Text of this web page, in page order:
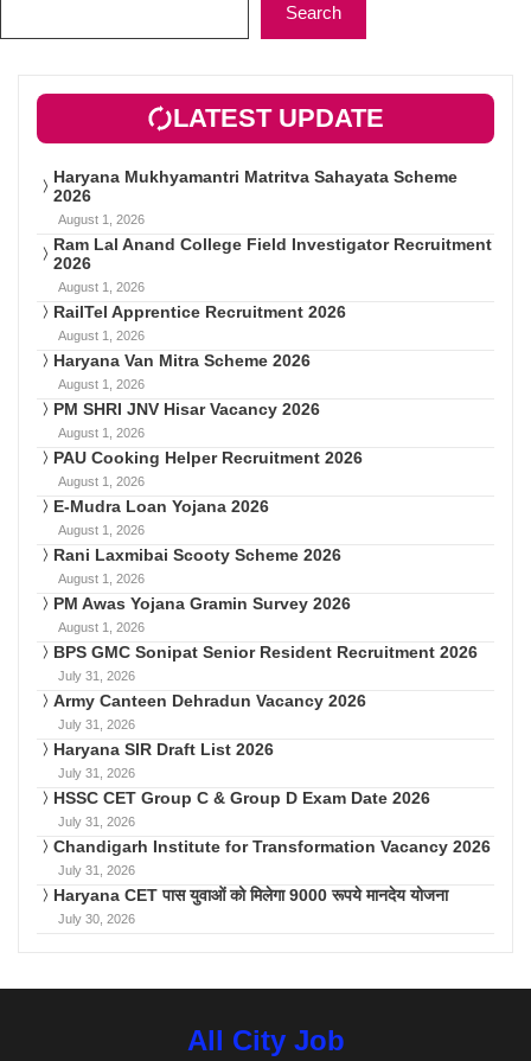
Search
LATEST UPDATE
Haryana Mukhyamantri Matritva Sahayata Scheme
2026
August 1, 2026
Ram Lal Anand College Field Investigator Recruitment
2026
August 1, 2026
RailTel Apprentice Recruitment 2026
August 1, 2026
Haryana Van Mitra Scheme 2026
August 1, 2026
PM SHRI JNV Hisar Vacancy 2026
August 1, 2026
PAU Cooking Helper Recruitment 2026
August 1, 2026
E-Mudra Loan Yojana 2026
August 1, 2026
Rani Laxmibai Scooty Scheme 2026
August 1, 2026
PM Awas Yojana Gramin Survey 2026
August 1, 2026
BPS GMC Sonipat Senior Resident Recruitment 2026
July 31, 2026
Army Canteen Dehradun Vacancy 2026
July 31, 2026
Haryana SIR Draft List 2026
July 31, 2026
HSSC CET Group C & Group D Exam Date 2026
July 31, 2026
Chandigarh Institute for Transformation Vacancy 2026
July 31, 2026
Haryana CET पास युवाओं को मिलेगा 9000 रूपये मानदेय योजना
July 30, 2026
All City Job